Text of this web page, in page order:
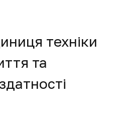
техніки
та